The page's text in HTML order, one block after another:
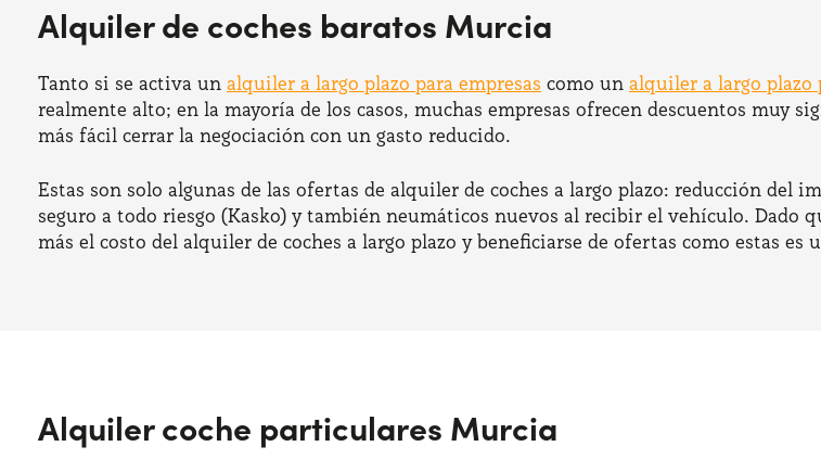
Alquiler de coches baratos Murcia
Tanto si se activa un alquiler a largo plazo para empresas como un alquiler a largo plazo
realmente alto; en la mayoría de los casos, muchas empresas ofrecen descuentos muy
más fácil cerrar la negociación con un gasto reducido.
Estas son solo algunas de las ofertas de alquiler de coches a largo plazo: reducción
seguro a todo riesgo (Kasko) y también neumáticos nuevos al recibir el vehículo. Dado
más el costo del alquiler de coches a largo plazo y beneficiarse de ofertas como estas
Alquiler coche particulares Murcia